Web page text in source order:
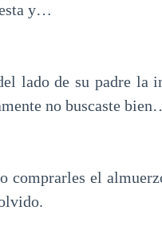
y…
lado de su padre
no buscaste
el